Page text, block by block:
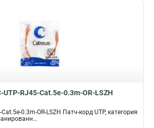
UTP-RJ45-Cat.5e-0.3m-OR-LSZH
0.3m-OR-LSZH Патч-корд UTP, категория